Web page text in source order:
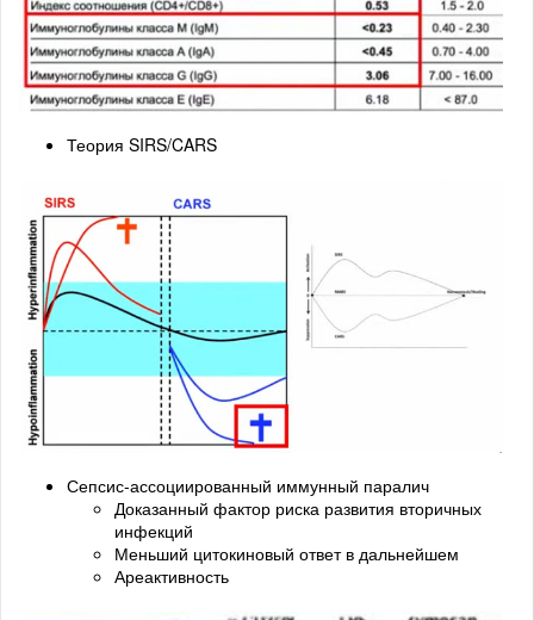
Теория SIRS/CARS
Сепсис-ассоциированный иммунный паралич
Доказанный фактор риска развития вторичных
инфекций
Меньший цитокиновый ответ в дальнейшем
Ареактивность